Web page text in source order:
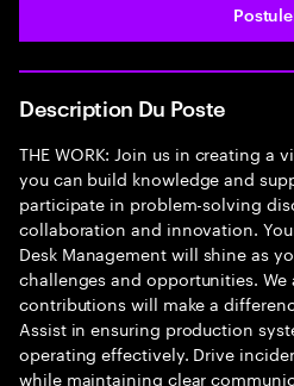
Description Du Poste
THE WORK: Join us in creating a
you can build knowledge and
participate in problem-solving
collaboration and innovation.
Desk Management will shine as
challenges and opportunities.
contributions will make a
Assist in ensuring production
operating effectively. Drive
while maintaining clear